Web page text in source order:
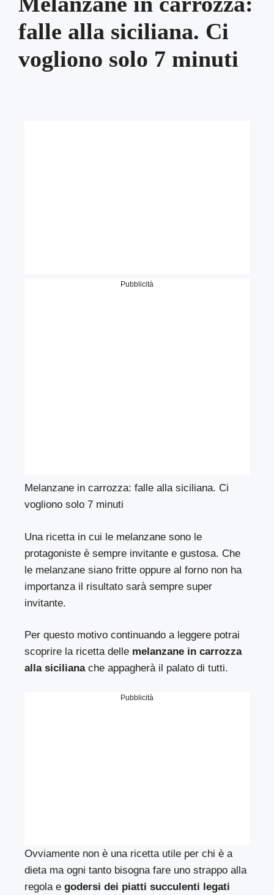
falle alla siciliana. Ci
vogliono solo 7 minuti
Pubblicità
Melanzane in carrozza: falle alla siciliana. Ci
vogliono solo 7 minuti
Una ricetta in cui le melanzane sono le
protagoniste è sempre invitante e gustosa. Che
le melanzane siano fritte oppure al forno non ha
importanza il risultato sarà sempre super
invitante.
Per questo motivo continuando a leggere potrai
scoprire la ricetta delle melanzane in carrozza
alla sicilianache appagherà il palato di tutti.
Pubblicità
Ovviamente non è una ricetta utile per chi è a
dieta ma ogni tanto bisogna fare uno strappo alla
regola egodersi dei piatti succulenti legati